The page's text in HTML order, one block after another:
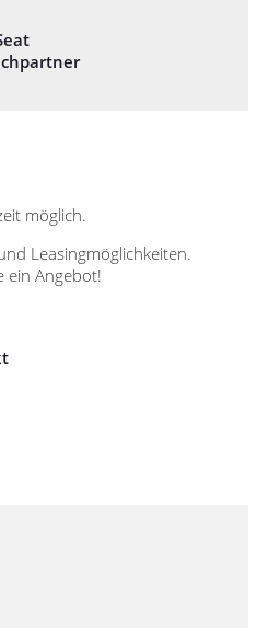
möglich.
Leasingmöglichkeiten.
ein Angebot!